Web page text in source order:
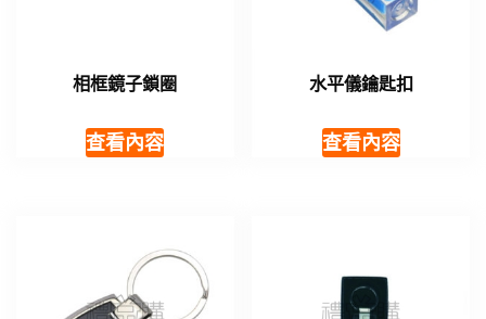
相框鏡子鎖圈
查看內容
水平儀鑰匙扣
查看內容